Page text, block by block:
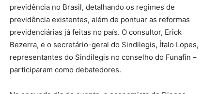
previdência no Brasil, detalhando os regimes de
previdência existentes, além de pontuar as reformas
previdenciárias já feitas no país. O consultor, Erick
Bezerra, e o secretário-geral do Sindilegis, Ítalo Lopes,
representantes do Sindilegis no conselho do Funafin –
participaram como debatedores.